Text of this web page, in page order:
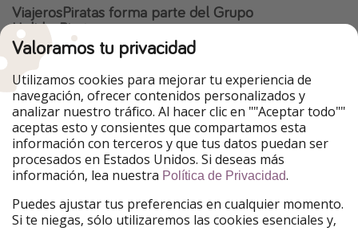
ViajerosPiratas forma parte del Grupo
HolidayPirates
Nuestros mercados
PiratinViaggio
HolidayPirates
VakantiePiraten
WakacyjniPiraci
VoyagesPirates
Ferienpiraten
Urlaubspiraten
Urlaubspiraten
TravelPirates
Nuestro grupo
HolidayPirates Group
Valoramos tu privacidad
Utilizamos cookies para mejorar tu experiencia de
navegación, ofrecer contenidos personalizados y
analizar nuestro tráfico. Al hacer clic en ""Aceptar todo""
aceptas esto y consientes que compartamos esta
información con terceros y que tus datos puedan ser
procesados en Estados Unidos. Si deseas más
información, lea nuestra Política de Privacidad.
Puedes ajustar tus preferencias en cualquier momento.
Si te niegas, sólo utilizaremos las cookies esenciales y,